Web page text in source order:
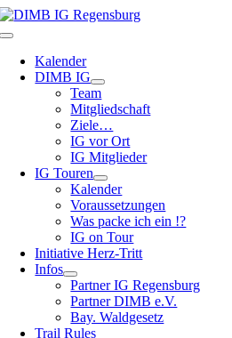
Zum
Inhalt
Toggle
NavigationKalender
DIMB IG
Team
Mitgliedschaft
Ziele…
IG vor Ort
IG Mitglieder
IG Touren
Kalender
Voraussetzungen
Was packe ich ein !?
IG on Tour
Initiative Herz-Tritt
Infos
Partner IG Regensburg
Partner DIMB e.V.
Bay. Waldgesetz
Trail Rules